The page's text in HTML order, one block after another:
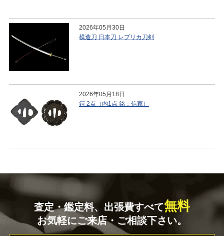
2026年05月30日
模造刀 日本刀 レプリカ刀剣
2026年05月18日
鍔 2点（内1点 銘：信家）
査定・鑑定料、出張費すべて無料
お気軽にご来店・ご相談下さい。